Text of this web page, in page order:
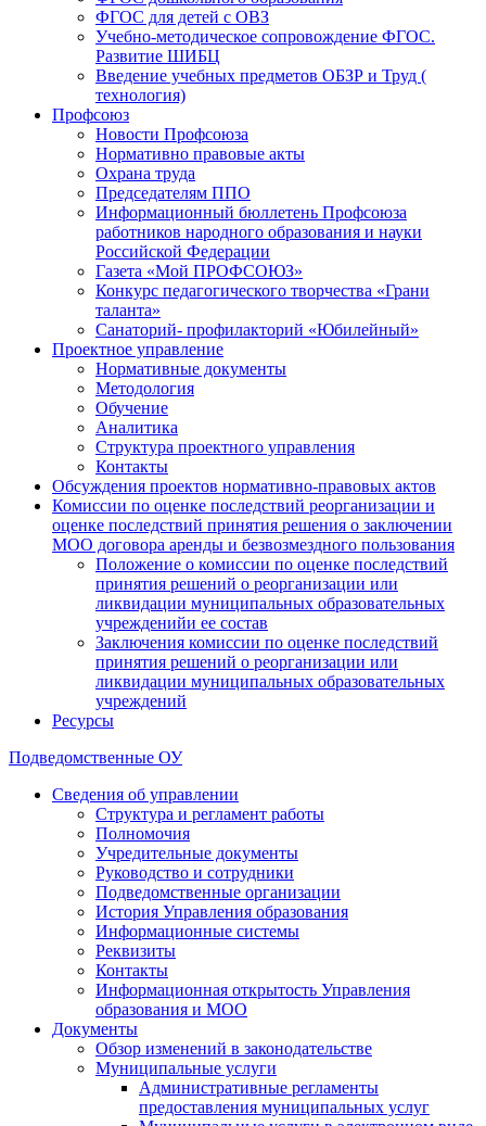
ФГОС для детей с ОВЗ
Учебно-методическое сопровождение ФГОС.
Развитие ШИБЦ
Введение учебных предметов ОБЗР и Труд (
технология)
Профсоюз
Новости Профсоюза
Нормативно правовые акты
Охрана труда
Председателям ППО
Информационный бюллетень Профсоюза
работников народного образования и науки
Российской Федерации
Газета «Мой ПРОФСОЮЗ»
Конкурс педагогического творчества «Грани
таланта»
Санаторий- профилакторий «Юбилейный»
Проектное управление
Нормативные документы
Методология
Обучение
Аналитика
Структура проектного управления
Контакты
Обсуждения проектов нормативно-правовых актов
Комиссии по оценке последствий реорганизации и
оценке последствий принятия решения о заключении
МОО договора аренды и безвозмездного пользования
Положение о комиссии по оценке последствий
принятия решений о реорганизации или
ликвидации муниципальных образовательных
учрежденийи ее состав
Заключения комиссии по оценке последствий
принятия решений о реорганизации или
ликвидации муниципальных образовательных
учреждений
Ресурсы
Подведомственные ОУ
Сведения об управлении
Структура и регламент работы
Полномочия
Учредительные документы
Руководство и сотрудники
Подведомственные организации
История Управления образования
Информационные системы
Реквизиты
Контакты
Информационная открытость Управления
образования и МОО
Документы
Обзор изменений в законодательстве
Муниципальные услуги
Административные регламенты
предоставления муниципальных услуг